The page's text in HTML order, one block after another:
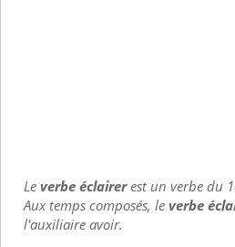
Leverbe éclairerest un verbe du
Aux temps composés, leverbe
l'auxiliaire avoir.